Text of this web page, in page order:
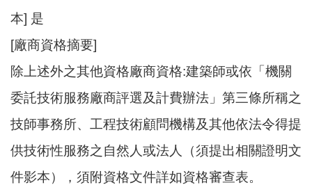
本] 是
[廠商資格摘要]
除上述外之其他資格廠商資格:建築師或依「機關
委託技術服務廠商評選及計費辦法」第三條所稱之
技師事務所、工程技術顧問機構及其他依法令得提
供技術性服務之自然人或法人（須提出相關證明文
件影本），須附資格文件詳如資格審查表。